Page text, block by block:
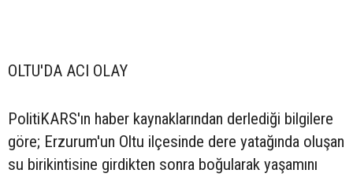
OLTU'DA ACI OLAY
PolitiKARS'ın haber kaynaklarından derlediği bilgilere
göre; Erzurum'un Oltu ilçesinde dere yatağında oluşan
su birikintisine girdikten sonra boğularak yaşamını